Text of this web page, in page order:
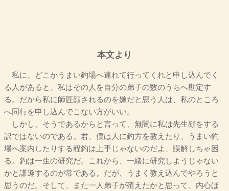
本文より
私に、どこかうまい釣場へ連れて行ってくれと申し込んでく
る人があると、私はその人を自分の弟子の数のうちへ勘定す
る。だから私に師匠顔されるのを嫌だと思う人は、私のところ
へ同行を申し込んでこない方がいい。
しかし、そうであるからと言って、無闇に私は先生顔をする
訳ではないのである。君、僕は人に釣方を教えたり、うまい釣
場へ案内したりする程釣は上手じゃないのだよ、誤解しちゃ困
る。釣は一生の研究だ。これから、一緒に研究しようじゃない
かと謙遜するのが常である。だが、うまく教え込んでやろうと
思うのだ。そして、また一人弟子が殖えたかと思って、内心ほ